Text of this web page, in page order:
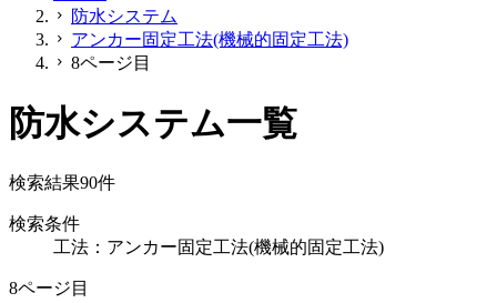
chevron_right 防水システム
chevron_right アンカー固定工法(機械的固定工法)
chevron_right 8ページ目
防水システム一覧
検索結果90件
検索条件
工法：アンカー固定工法(機械的固定工法)
8ページ目